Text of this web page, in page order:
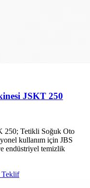
JSKT 250
250; Tetikli Soğuk Oto
kullanım için JBS
endüstriyel temizlik
Teklif